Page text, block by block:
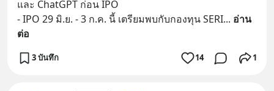
และ ChatGPT ก่อน IPO
- IPO 29 มิ.ย. - 3 ก.ค. นี้ เตรียมพบกับกองทุน SERI... อ่าน
ต่อ
3 บันทึก 14 1